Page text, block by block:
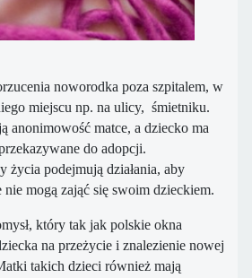
noworodka poza szpitalem, w
miejscu np. na ulicy, śmietniku.
anonimowość matce, a dziecko ma
do adopcji.
życia podejmują działania, aby
mogą zająć się swoim dzieckiem.
który tak jak polskie okna
na przeżycie i znalezienie nowej
takich dzieci również mają